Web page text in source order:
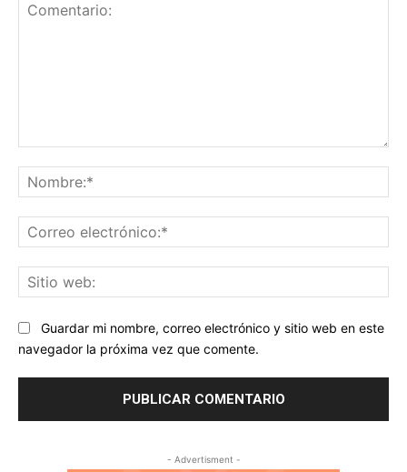
Guardar mi nombre, correo electrónico y sitio web en este
navegador la próxima vez que comente.
- Advertisment -